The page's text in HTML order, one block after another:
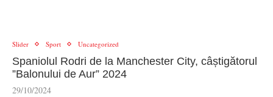
Slider Sport Uncategorized
Spaniolul Rodri de la Manchester City, câștigătorul
”Balonului de Aur” 2024
29/10/2024